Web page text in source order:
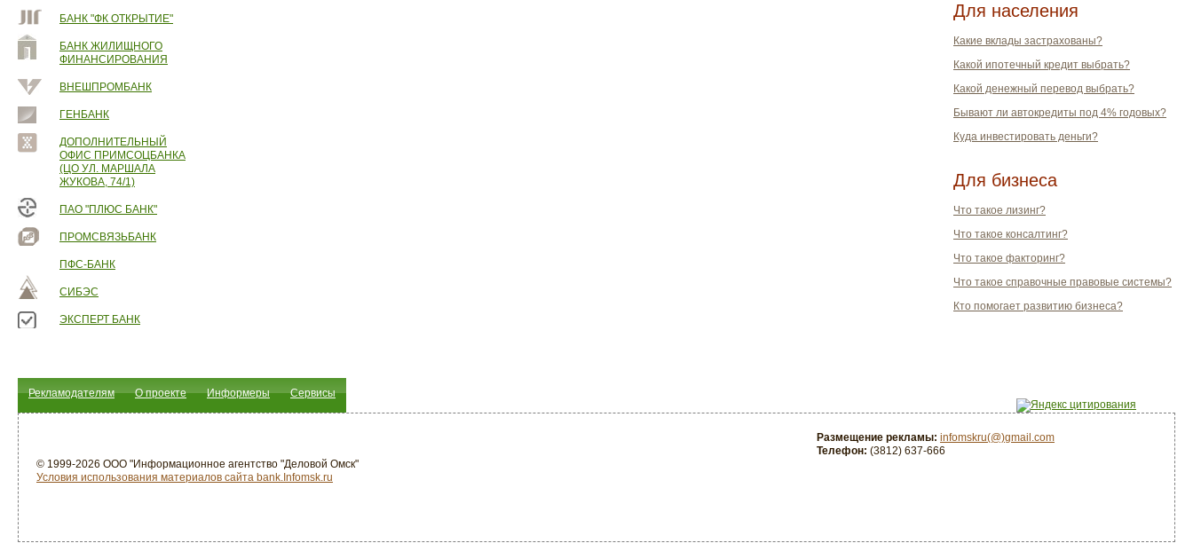
БАНК "ФК ОТКРЫТИЕ"
БАНК ЖИЛИЩНОГО
ФИНАНСИРОВАНИЯ
ВНЕШПРОМБАНК
ГЕНБАНК
ДОПОЛНИТЕЛЬНЫЙ
ОФИС ПРИМСОЦБАНКА
(ЦО УЛ. МАРШАЛА
ЖУКОВА, 74/1)
ПАО "ПЛЮС БАНК"
ПРОМСВЯЗЬБАНК
ПФС-БАНК
СИБЭС
ЭКСПЕРТ БАНК
Для населения
Какие вклады застрахованы?
Какой ипотечный кредит выбрать?
Какой денежный перевод выбрать?
Бывают ли автокредиты под 4% годовых?
Куда инвестировать деньги?
Для бизнеса
Что такое лизинг?
Что такое консалтинг?
Что такое факторинг?
Что такое справочные правовые системы?
Кто помогает развитию бизнеса?
Рекламодателям О проекте Информеры Сервисы
© 1999-2026 ООО "Информационное агентство "Деловой Омск"
Условия использования материалов сайта bank.Infomsk.ru
Размещение рекламы: infomskru(@)gmail.com
Телефон: (3812) 637-666